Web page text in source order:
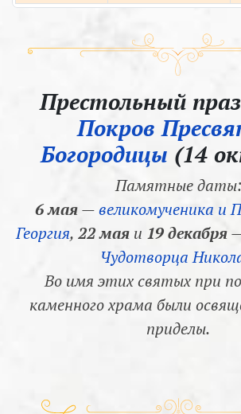
Престольный
Покров
Богородицы (14
Памятные даты:
6 мая—великомученика и
Георгия, 22 маяи 19 декабря
Чудотворца
Во имя этих святых при
каменного храма были
приделы.